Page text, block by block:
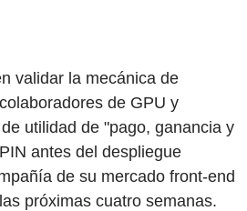
validar la mecánica de
de GPU y
utilidad de "pago, ganancia y
antes del despliegue
de su mercado front-end
próximas cuatro semanas.